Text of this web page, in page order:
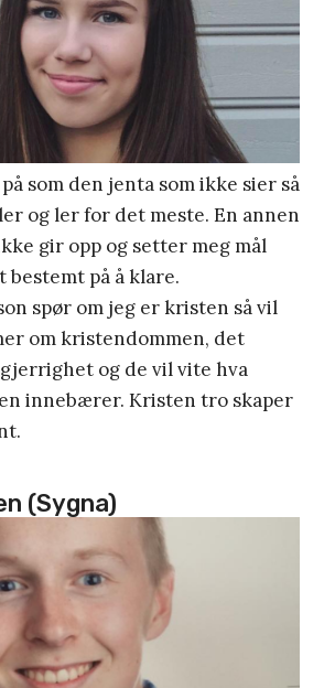
som den jenta som ikke sier så
og ler for det meste. En annen
gir opp og setter meg mål
bestemt på å klare.
spør om jeg er kristen så vil
om kristendommen, det
og de vil vite hva
innebærer. Kristen tro skaper
(Sygna)